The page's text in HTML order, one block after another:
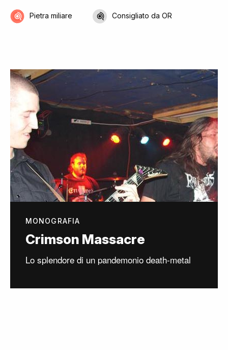
Pietra miliare Consigliato da OR
MONOGRAFIA
Crimson Massacre
Lo splendore di un pandemonio death-metal